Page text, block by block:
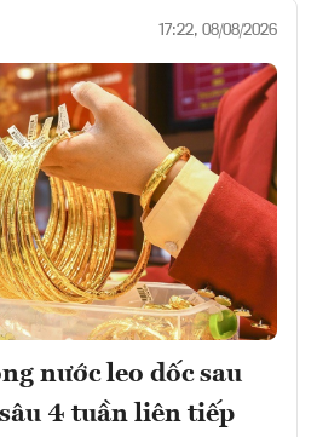
17:22, 08/08/2026
nước leo dốc sau
4 tuần liên tiếp